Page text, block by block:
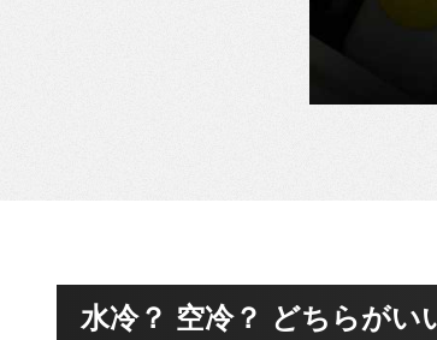
水冷？ 空冷？ どちらがい